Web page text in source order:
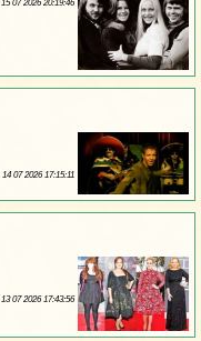
15 07 2026 20:19:46
14 07 2026 17:15:11
13 07 2026 17:43:56